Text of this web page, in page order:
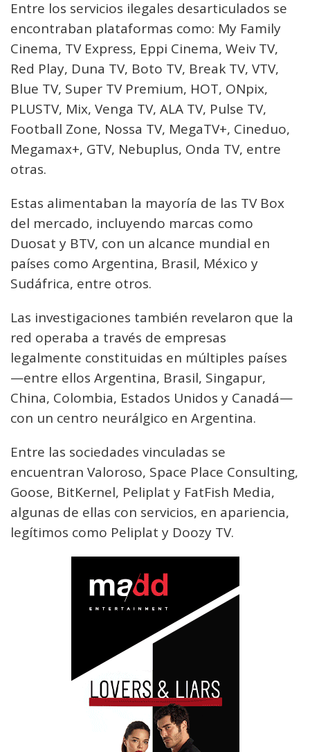
Entre los servicios ilegales desarticulados se
encontraban plataformas como: My Family
Cinema, TV Express, Eppi Cinema, Weiv TV,
Red Play, Duna TV, Boto TV, Break TV, VTV,
Blue TV, Super TV Premium, HOT, ONpix,
PLUSTV, Mix, Venga TV, ALA TV, Pulse TV,
Football Zone, Nossa TV, MegaTV+, Cineduo,
Megamax+, GTV, Nebuplus, Onda TV, entre
otras.
Estas alimentaban la mayoría de las TV Box
del mercado, incluyendo marcas como
Duosat y BTV, con un alcance mundial en
países como Argentina, Brasil, México y
Sudáfrica, entre otros.
Las investigaciones también revelaron que la
red operaba a través de empresas
legalmente constituidas en múltiples países
—entre ellos Argentina, Brasil, Singapur,
China, Colombia, Estados Unidos y Canadá—
con un centro neurálgico en Argentina.
Entre las sociedades vinculadas se
encuentran Valoroso, Space Place Consulting,
Goose, BitKernel, Peliplat y FatFish Media,
algunas de ellas con servicios, en apariencia,
legítimos como Peliplat y Doozy TV.